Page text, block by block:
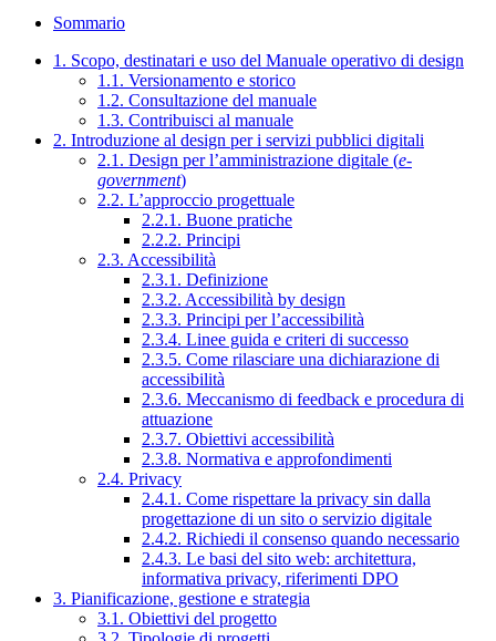
Sommario
1. Scopo, destinatari e uso del Manuale operativo di design
1.1. Versionamento e storico
1.2. Consultazione del manuale
1.3. Contribuisci al manuale
2. Introduzione al design per i servizi pubblici digitali
2.1. Design per l’amministrazione digitale (e-
government)
2.2. L’approccio progettuale
2.2.1. Buone pratiche
2.2.2. Principi
2.3. Accessibilità
2.3.1. Definizione
2.3.2. Accessibilità by design
2.3.3. Principi per l’accessibilità
2.3.4. Linee guida e criteri di successo
2.3.5. Come rilasciare una dichiarazione di
accessibilità
2.3.6. Meccanismo di feedback e procedura di
attuazione
2.3.7. Obiettivi accessibilità
2.3.8. Normativa e approfondimenti
2.4. Privacy
2.4.1. Come rispettare la privacy sin dalla
progettazione di un sito o servizio digitale
2.4.2. Richiedi il consenso quando necessario
2.4.3. Le basi del sito web: architettura,
informativa privacy, riferimenti DPO
3. Pianificazione, gestione e strategia
3.1. Obiettivi del progetto